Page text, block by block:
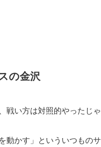
の金沢
い方は対照的やったじゃ
動かす」といういつもの